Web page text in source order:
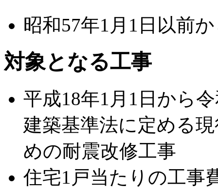
昭和57年1月1日以前
対象となる工事
平成18年1月1日から
建築基準法に定める
めの耐震改修工事
住宅1戸当たりの工事